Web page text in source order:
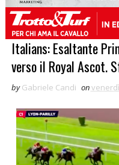
Italians: Esaltante
verso il Royal Ascot.
by Gabriele Candi on